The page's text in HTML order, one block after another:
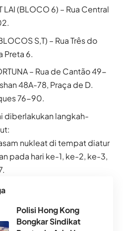
LAI (BLOCO 6) – Rua Central
S,T) – Rua Três do
Preta 6.
– Rua de Cantão 49-
48A-78, Praça de D.
76-90.
diberlakukan langkah-
nukleat di tempat diatur
pada hari ke-1, ke-2, ke-3,
Polisi Hong Kong
Bongkar Sindikat